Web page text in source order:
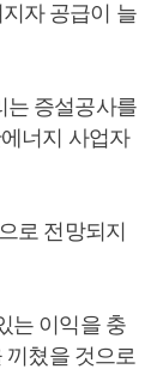
자 공급이 늘
는 증설공사를
너지 사업자
로 전망되지
는 이익을 충
끼쳤을 것으로